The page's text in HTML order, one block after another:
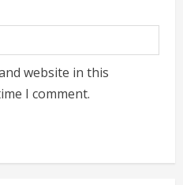
website in this
I comment.